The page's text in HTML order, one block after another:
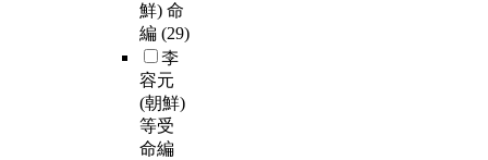
鮮) 命
編 (29)
李
容元
(朝鮮)
等受
命編